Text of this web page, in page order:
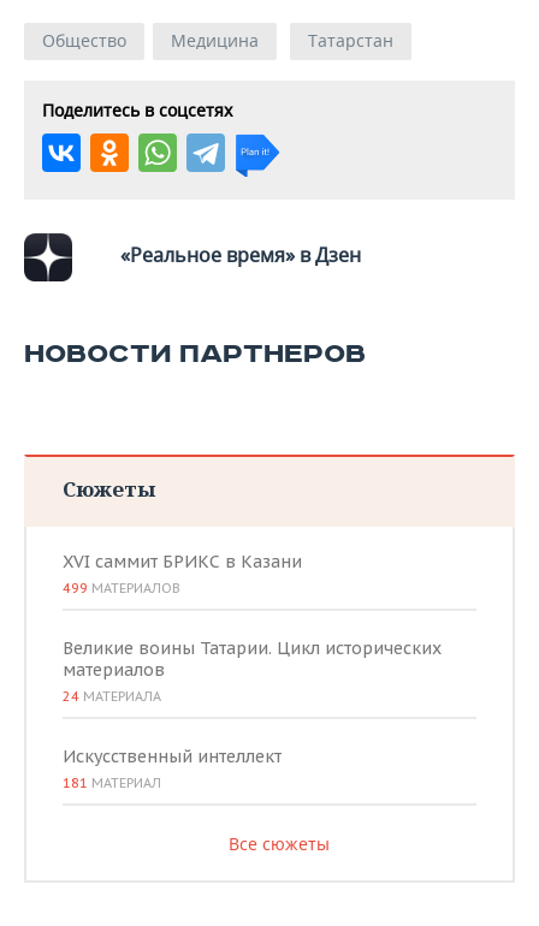
Общество Медицина Татарстан
Поделитесь в соцсетях
«Реальное время» в Дзен
НОВОСТИ ПАРТНЕРОВ
Сюжеты
XVI саммит БРИКС в Казани
499 МАТЕРИАЛОВ
Великие воины Татарии. Цикл исторических
материалов
24 МАТЕРИАЛА
Искусственный интеллект
181 МАТЕРИАЛ
Все сюжеты